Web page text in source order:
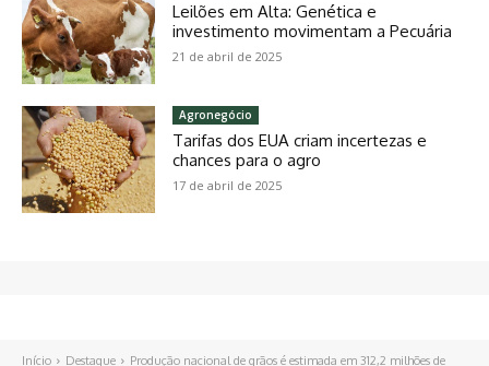
Leilões em Alta: Genética e
investimento movimentam a Pecuária
21 de abril de 2025
Agronegócio
Tarifas dos EUA criam incertezas e
chances para o agro
17 de abril de 2025